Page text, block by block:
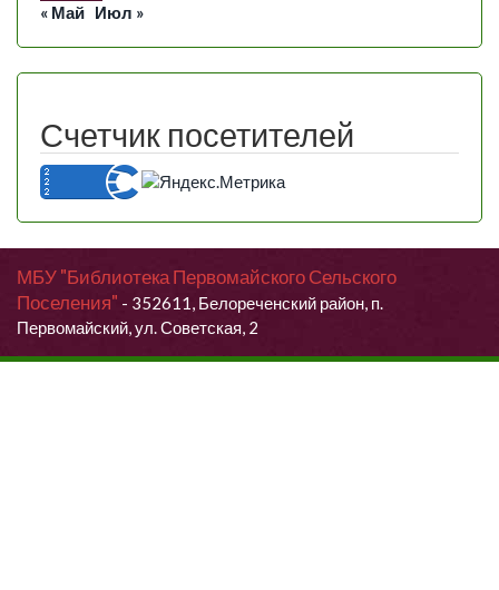
« Май Июл »
Счетчик посетителей
МБУ "Библиотека Первомайского Сельского
Поселения" - 352611, Белореченский район, п.
Первомайский, ул. Советская, 2